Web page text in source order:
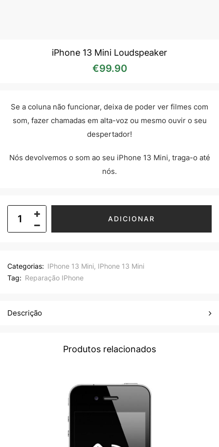
iPhone 13 Mini Loudspeaker
€99.90
Se a coluna não funcionar, deixa de poder ver filmes com
som, fazer chamadas em alta-voz ou mesmo ouvir o seu
despertador!
Nós devolvemos o som ao seu iPhone 13 Mini, traga-o até
nós.
ADICIONAR
Categorias: IPhone 13 Mini, IPhone 13 Mini
Tag: Reparação IPhone
Descrição
Produtos relacionados